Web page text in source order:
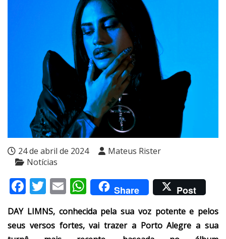
24 de abril de 2024
Mateus Rister
Notícias
Facebook
Twitter
EmailWhatsApp
Share Post
DAY LIMNS, conhecida pela sua voz potente e pelos
seus versos fortes, vai trazer a Porto Alegre a sua